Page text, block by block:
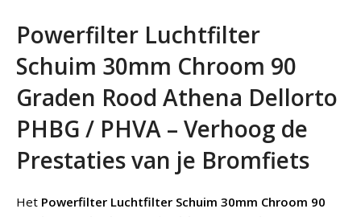
Powerfilter Luchtfilter
Schuim 30mm Chroom 90
Graden Rood Athena Dellorto
PHBG / PHVA – Verhoog de
Prestaties van je Bromfiets
Het Powerfilter Luchtfilter Schuim 30mm Chroom 90